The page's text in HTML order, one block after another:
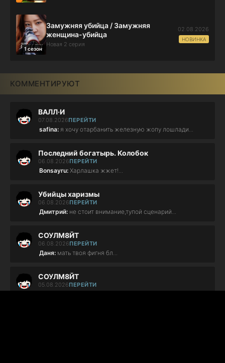
1 сезон
Замужняя убийца / Замужняя
женщина-убийца
Новая 2 серия
02.08.2026
НОВИНКА
КОММЕНТИРУЮТ
ВАЛЛ·И
07.08.2026ПЕРЕЙТИ
safina: я хочу отарбанить железную жопу лошлади...
Последний богатырь. Колобок
06.08.2026ПЕРЕЙТИ
Bonsayru: Харлашка жжет!...
Убийцы харизмы
06.08.2026ПЕРЕЙТИ
Дмитрий: не стоит внимание,тупой сценарий...
СОУЛМ8ЙТ
06.08.2026ПЕРЕЙТИ
Даня: мать твоя фигня бл...
СОУЛМ8ЙТ
05.08.2026ПЕРЕЙТИ